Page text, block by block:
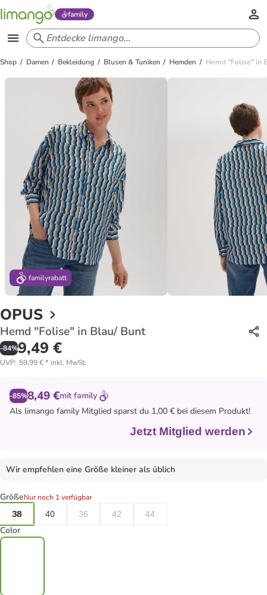
family
Shop Damen Bekleidung Blusen & Tuniken Hemden Hemd "Folise" in
familyrabatt
OPUS
Hemd "Folise" in Blau/ Bunt
-84%9,49 €
UVP: 59,99 €* inkl. MwSt.
-85%8,49 €mit family
Als limango family Mitglied sparst du 1,00 € bei diesem Produkt!
Jetzt Mitglied werden
Wir empfehlen eine Größe kleiner als üblich
GrößeNur noch 1 verfügbar
38
40 36 42 44
Color